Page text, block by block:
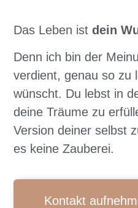
Das Leben istdein
Denn ich bin der
verdient, genau so zu
wünscht. Du lebst in
deine Träume zu
Version deiner selbst
es keine Zauberei.
Kontakt